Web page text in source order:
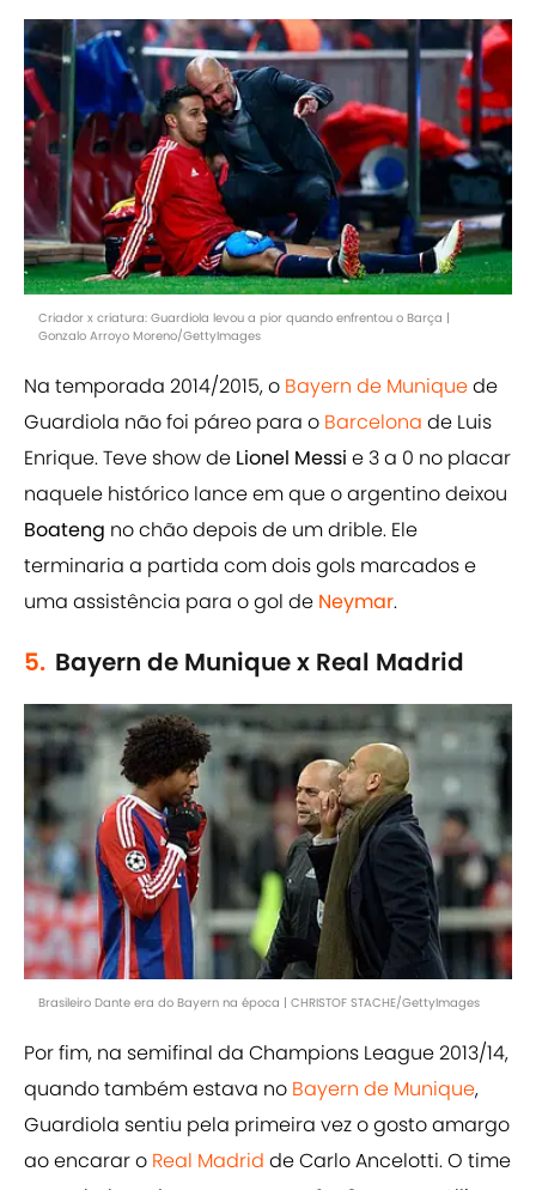
Criador x criatura: Guardiola levou a pior quando enfrentou o Barça |
Gonzalo Arroyo Moreno/GettyImages
Na temporada 2014/2015, o Bayern de Muniquede
Guardiola não foi páreo para o Barcelona de Luis
Enrique. Teve show de Lionel Messi e 3 a 0 no placar
naquele histórico lance em que o argentino deixou
Boateng no chão depois de um drible. Ele
terminaria a partida com dois gols marcados e
uma assistência para o gol de Neymar.
5. Bayern de Munique x Real Madrid
Brasileiro Dante era do Bayern na época | CHRISTOF STACHE/GettyImages
Por fim, na semifinal da Champions League 2013/14,
quando também estava no Bayern de Munique,
Guardiola sentiu pela primeira vez o gosto amargo
ao encarar o Real Madrid de Carlo Ancelotti. O time